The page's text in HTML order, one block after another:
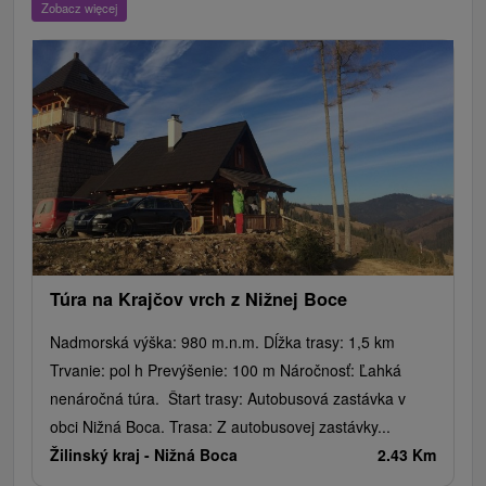
Escaperoom
Ogrody botaniczne
Parki miejskie i zamkowe
Loty widokowe i rejsy wycieczkowe
Tarcze
Jeziora, jeziora, zbiorniki wodne
Zabytki techniki
Pomniki
Wodospady
Kościoły drewniane Źródła Teatry
Túry a turistické chodníky
Zamki Chaty górskie
Miejsca sakralne
Rafting, rafting, rafting
Obiekty architektoniczne
Ośrodek narciarski
Pola golfowe
Tory gokartowe
Amfiteatry i kina w przyrodzie
Szlaki winne
Cyklotrasy
Zobacz więcej
Túra na Krajčov vrch z Nižnej Boce
Nadmorská výška: 980 m.n.m. Dĺžka trasy: 1,5 km
Trvanie: pol h Prevýšenie: 100 m Náročnosť: Ľahká
nenáročná túra. Štart trasy: Autobusová zastávka v
obci Nižná Boca. Trasa: Z autobusovej zastávky...
Žilinský kraj - Nižná Boca 2.43 Km